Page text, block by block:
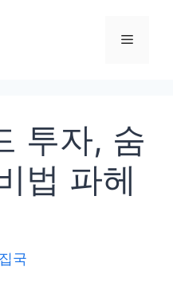
메
투자, 숨
법 파헤
국